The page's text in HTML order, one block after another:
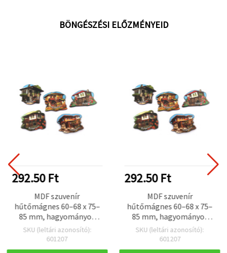
BÖNGÉSZÉSI ELŐZMÉNYEID
292.50 Ft
MDF szuvenír
hűtőmágnes 60–68 x 75–
85 mm, hagyományos
bolgár ház motívum /
vegyes
SKU (leltári azonosító):
601207
292.50 Ft
MDF szuvenír
hűtőmágnes 60–68 x 75–
85 mm, hagyományos
bolgár ház motívum /
vegyes
SKU (leltári azonosító):
601207